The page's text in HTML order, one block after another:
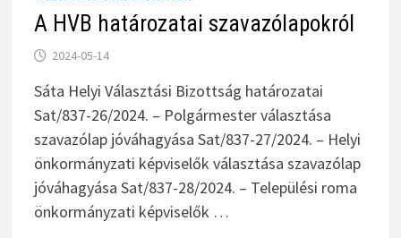
A HVB határozatai szavazólapokról
2024-05-14
Sáta Helyi Választási Bizottság határozatai
Sat/837-26/2024. – Polgármester választása
szavazólap jóváhagyása Sat/837-27/2024. – Helyi
önkormányzati képviselők választása szavazólap
jóváhagyása Sat/837-28/2024. – Települési roma
önkormányzati képviselők …